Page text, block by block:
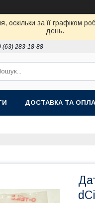
за її графіком
день.
(63) 283-18-88
ДОСТАВКА ТА